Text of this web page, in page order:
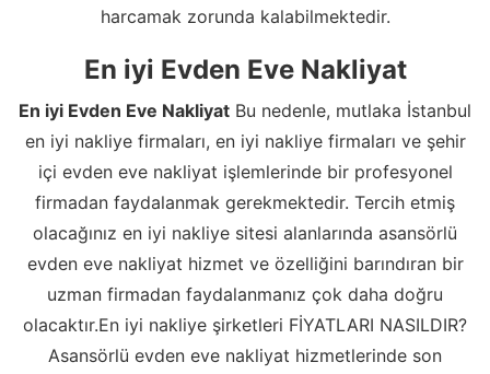
harcamak zorunda kalabilmektedir.
En iyi Evden Eve Nakliyat
En iyi Evden Eve Nakliyat Bu nedenle, mutlaka İstanbul
en iyi nakliye firmaları, en iyi nakliye firmaları ve şehir
içi evden eve nakliyat işlemlerinde bir profesyonel
firmadan faydalanmak gerekmektedir. Tercih etmiş
olacağınız en iyi nakliye sitesi alanlarında asansörlü
evden eve nakliyat hizmet ve özelliğini barındıran bir
uzman firmadan faydalanmanız çok daha doğru
olacaktır.En iyi nakliye şirketleri FİYATLARI NASILDIR?
Asansörlü evden eve nakliyat hizmetlerinde son